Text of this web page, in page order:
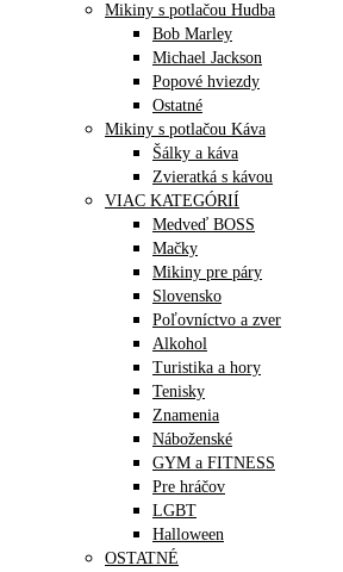
Mikiny s potlačou Hudba
Bob Marley
Michael Jackson
Popové hviezdy
Ostatné
Mikiny s potlačou Káva
Šálky a káva
Zvieratká s kávou
VIAC KATEGÓRIÍ
Medveď BOSS
Mačky
Mikiny pre páry
Slovensko
Poľovníctvo a zver
Alkohol
Turistika a hory
Tenisky
Znamenia
Náboženské
GYM a FITNESS
Pre hráčov
LGBT
Halloween
OSTATNÉ